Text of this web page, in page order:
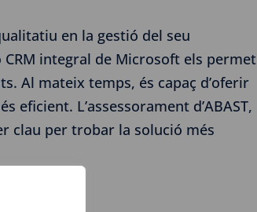
en la gestió del seu
integral de Microsoft els permet
Al mateix temps, és capaç d’oferir
L’assessorament d’ABAST,
clau per trobar la solució més